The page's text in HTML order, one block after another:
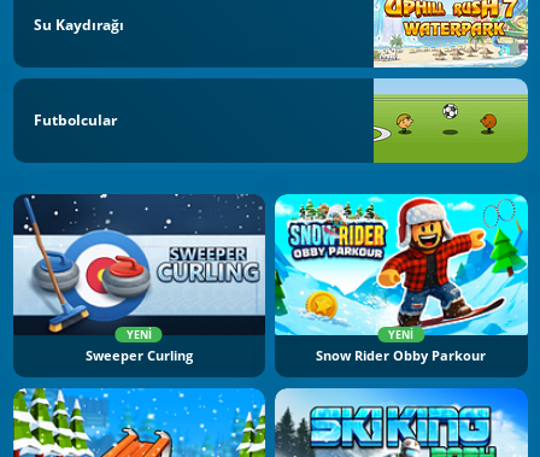
Su Kaydırağı
Futbolcular
YENI
Sweeper Curling
YENI
Snow Rider Obby Parkour